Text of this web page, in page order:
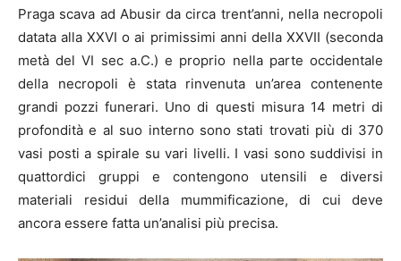
Praga scava ad Abusir da circa trent’anni, nella necropoli
datata alla XXVI o ai primissimi anni della XXVII (seconda
metà del VI sec a.C.) e proprio nella parte occidentale
della necropoli è stata rinvenuta un’area contenente
grandi pozzi funerari. Uno di questi misura 14 metri di
profondità e al suo interno sono stati trovati più di 370
vasi posti a spirale su vari livelli. I vasi sono suddivisi in
quattordici gruppi e contengono utensili e diversi
materiali residui della mummificazione, di cui deve
ancora essere fatta un’analisi più precisa.